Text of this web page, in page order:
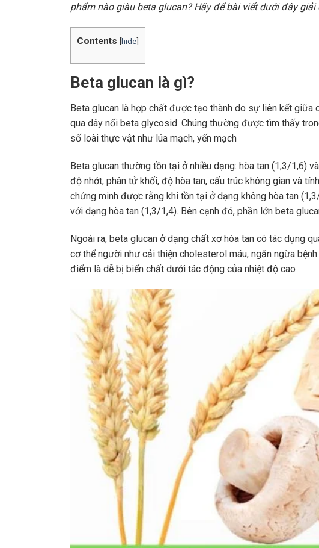
phẩm nào giàu beta glucan? Hãy để bài viết dưới đây
Contents [hide]
Beta glucan là gì?
Beta glucan là hợp chất được tạo thành do sự liên kết
qua dây nối beta glycosid. Chúng thường được tìm thấy
số loài thực vật như lúa mạch, yến mạch
Beta glucan thường tồn tại ở nhiều dạng: hòa tan (1,3/1,6)
độ nhớt, phân tử khối, độ hòa tan, cấu trúc không gian và
chứng minh được rằng khi tồn tại ở dạng không hòa tan
với dạng hòa tan (1,3/1,4). Bên cạnh đó, phần lớn beta
Ngoài ra, beta glucan ở dạng chất xơ hòa tan có tác dụng
cơ thể người như cải thiện cholesterol máu, ngăn ngừa
điểm là dễ bị biến chất dưới tác động của nhiệt độ cao